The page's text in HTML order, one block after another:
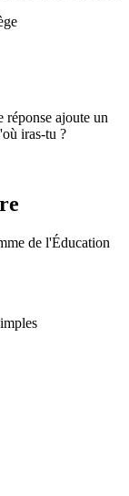
réponse ajoute un
iras-tu ?
de l'Éducation